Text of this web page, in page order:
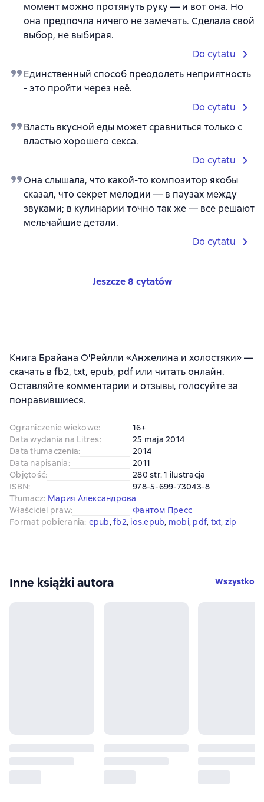
момент можно протянуть руку — и вот она. Но
она предпочла ничего не замечать. Сделала свой
выбор, не выбирая.
Do cytatu
Единственный способ преодолеть неприятность
- это пройти через неё.
Do cytatu
Власть вкусной еды может сравниться только с
властью хорошего секса.
Do cytatu
Она слышала, что какой-то композитор якобы
сказал, что секрет мелодии — в паузах между
звуками; в кулинарии точно так же — все решают
мельчайшие детали.
Do cytatu
Jeszcze 8 cytatów
Книга Брайана О'Рейлли «Анжелина и холостяки» —
скачать в fb2, txt, epub, pdf или читать онлайн.
Оставляйте комментарии и отзывы, голосуйте за
понравившиеся.
Ograniczenie wiekowe:
16+
Data wydania na Litres:
25 maja 2014
Data tłumaczenia:
2014
Data napisania:
2011
Objętość:
280 str. 1 ilustracja
ISBN:
978-5-699-73043-8
Tłumacz: Мария Александрова
Właściciel praw:
Фантом Пресс
Format pobierania: epub, fb2, ios.epub, mobi, pdf, txt, zip
Inne książki autora Wszystko